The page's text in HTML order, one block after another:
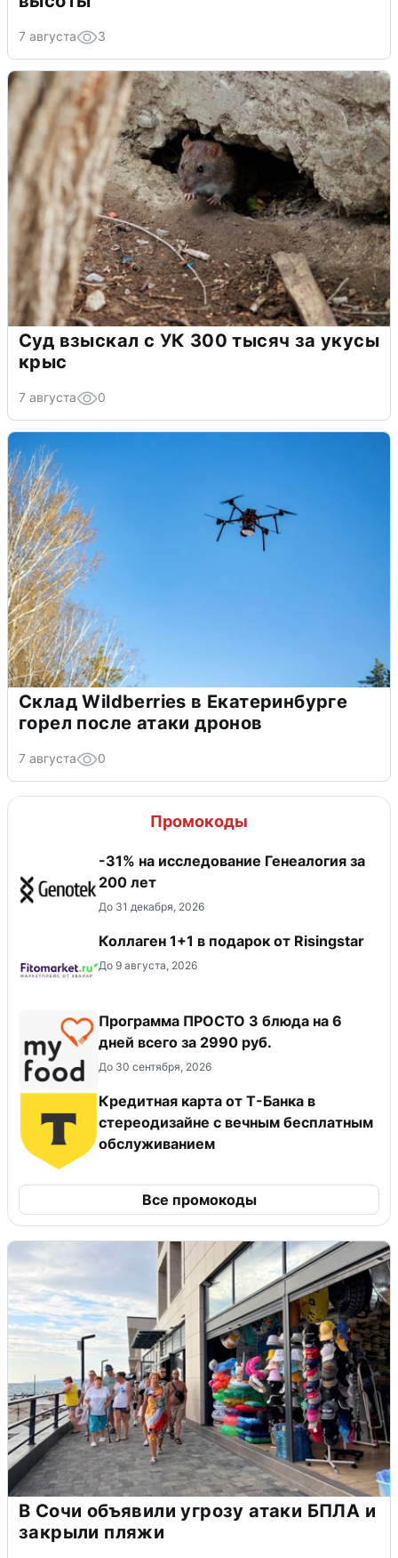
7 августа 3
Суд взыскал с УК 300 тысяч за укусы
крыс
7 августа 0
Склад Wildberries в Екатеринбурге
горел после атаки дронов
7 августа 0
Промокоды
-31% на исследование Генеалогия за
200 лет
До 31 декабря, 2026
Коллаген 1+1 в подарок от Risingstar
До 9 августа, 2026
Программа ПРОСТО 3 блюда на 6
дней всего за 2990 руб.
До 30 сентября, 2026
Кредитная карта от Т-Банка в
стереодизайне с вечным бесплатным
обслуживанием
Все промокоды
В Сочи объявили угрозу атаки БПЛА и
закрыли пляжи